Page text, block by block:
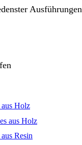
Holz
aus Holz
Resin